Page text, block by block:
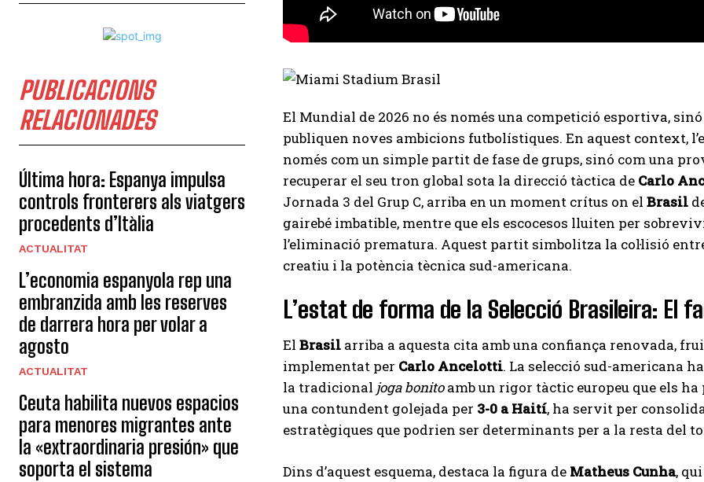
PUBLICACIONS
RELACIONADES
Última hora: Espanya impulsa
controls fronterers als viatgers
procedents d’Itàlia
ACTUALITAT
L’economia espanyola rep una
embranzida amb les reserves
de darrera hora per volar a
agosto
ACTUALITAT
Ceuta habilita nuevos espacios
para menores migrantes ante
la «extraordinaria presión» que
soporta el sistema
El Mundial de 2026 no és només una competició esportiva,
publiquen noves ambicions futbolístiques. En aquest context,
només com un simple partit de fase de grups, sinó com una
recuperar el seu tron global sota la direcció tàctica de Carlo
Jornada 3 del Grup C, arriba en un moment crítus on el Brasil
gairebé imbatible, mentre que els escocesos lluiten per
l’eliminació prematura. Aquest partit simbolitza la col·lisió
creatiu i la potència tècnica sud-americana.
L’estat de forma de la Selecció Brasileira: El
El Brasil arriba a aquesta cita amb una confiança renovada,
implementat per Carlo Ancelotti. La selecció sud-americana
la tradicional joga bonitoamb un rigor tàctic europeu que els
una contundent golejada per 3-0 a Haití, ha servit per
estratègiques que podrien ser determinants per a la resta del
Dins d’aquest esquema, destaca la figura de Matheus Cunha,